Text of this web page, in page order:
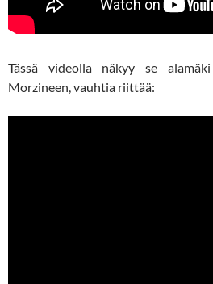
Tässä videolla näkyy se
Morzineen, vauhtia riittää: